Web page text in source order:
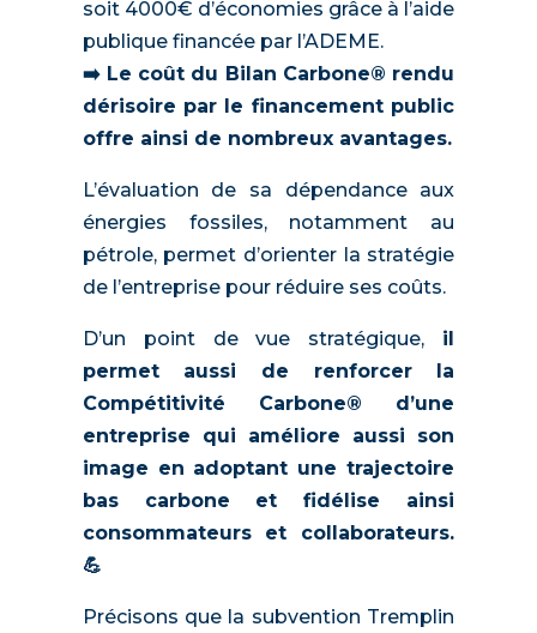
soit 4000€ d’économies grâce à l’aide
publique financée par l’ADEME.
➡️ Le coût du Bilan Carbone® rendu
dérisoire par le financement public
offre ainsi de nombreux avantages.
L’évaluation de sa dépendance aux
énergies fossiles, notamment au
pétrole, permet d’orienter la stratégie
de l’entreprise pour réduire ses coûts.
D’un point de vue stratégique, il
permet aussi de renforcer la
Compétitivité Carbone® d’une
entreprise qui améliore aussi son
image en adoptant une trajectoire
bas carbone et fidélise ainsi
consommateurs et collaborateurs.
💪
Précisons que la subvention Tremplin